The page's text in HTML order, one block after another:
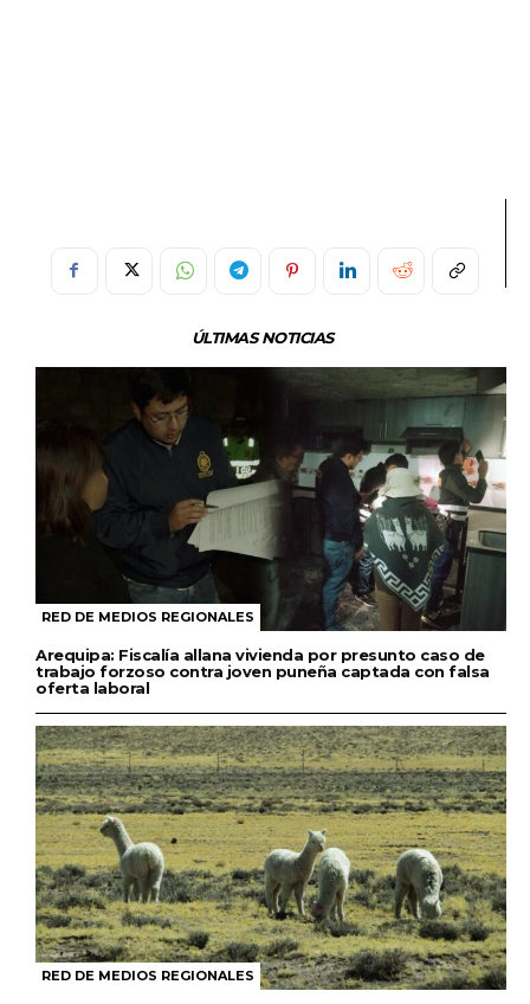
ÚLTIMAS NOTICIAS
RED DE MEDIOS REGIONALES
Arequipa: Fiscalía allana vivienda por presunto caso de
trabajo forzoso contra joven puneña captada con falsa
oferta laboral
RED DE MEDIOS REGIONALES